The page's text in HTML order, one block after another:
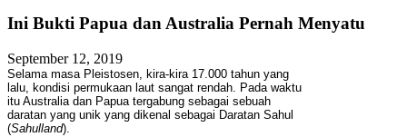
Ini Bukti Papua dan Australia Pernah Menyatu
September 12, 2019
Selama masa Pleistosen, kira-kira 17.000 tahun yang
lalu, kondisi permukaan laut sangat rendah. Pada waktu
itu Australia dan Papua tergabung sebagai sebuah
daratan yang unik yang dikenal sebagai Daratan Sahul
(Sahulland).